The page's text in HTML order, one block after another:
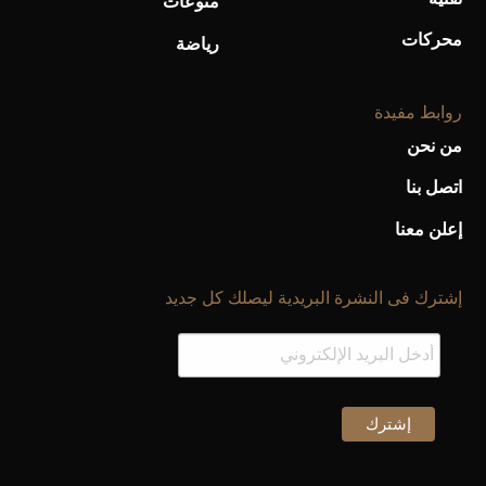
محركات رياضة
روابط مفيدة
من نحن
اتصل بنا
إعلن معنا
إشترك فى النشرة البريدية ليصلك كل جديد